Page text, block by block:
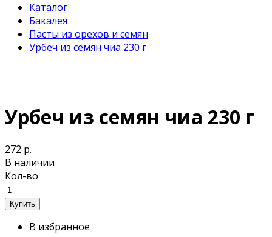
Каталог
Бакалея
Пасты из орехов и семян
Урбеч из семян чиа 230 г
Урбеч из семян чиа 230 г
272 р.
В наличии
Кол-во
В избранное